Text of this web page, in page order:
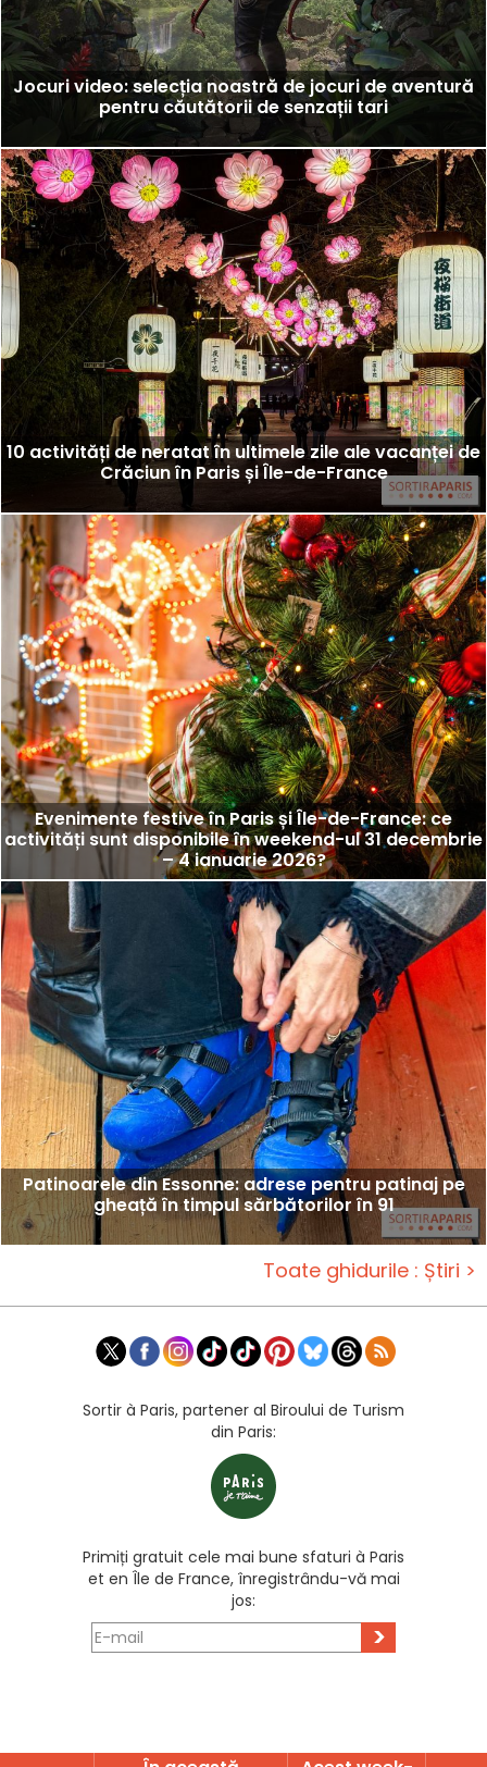
Jocuri video: selecția noastră de jocuri de aventură
pentru căutătorii de senzații tari
10 activități de neratat în ultimele zile ale vacanței de
Crăciun în Paris și Île-de-France
Evenimente festive în Paris și Île-de-France: ce
activități sunt disponibile în weekend-ul 31 decembrie
– 4 ianuarie 2026?
Patinoarele din Essonne: adrese pentru patinaj pe
gheață în timpul sărbătorilor în 91
Toate ghidurile : Știri >
Sortir à Paris, partener al Biroului de Turism
din Paris:
Primiți gratuit cele mai bune sfaturi à Paris
et en Île de France, înregistrându-vă mai
jos:
>